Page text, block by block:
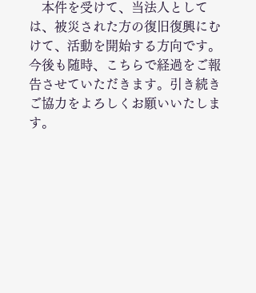
本件を受けて、当法人として
は、被災された方の復旧復興にむ
けて、活動を開始する方向です。
今後も随時、こちらで経過をご報
告させていただきます。引き続き
ご協力をよろしくお願いいたしま
す。